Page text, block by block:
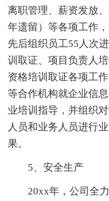
离职管理、薪资发放
年遗留）等各项工作
先后组织员工55人次
训取证、项目负责人
资格培训取证各项工
等合作机构就企业信
业培训指导，并组织
人员和业务人员进行
果。
5、安全生产
20xx年，公司全